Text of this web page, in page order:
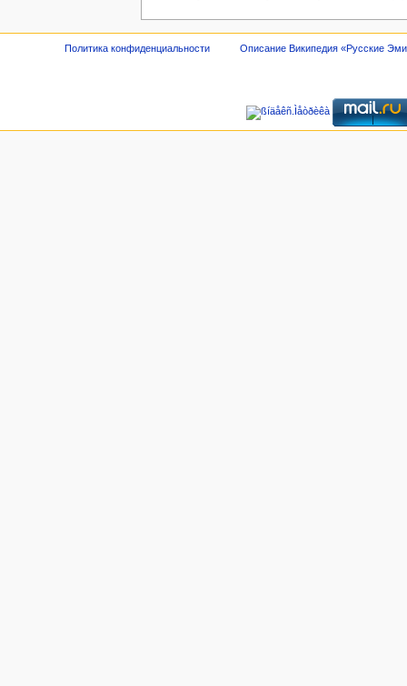
Политика конфиденциальности Описание Википедия «Русские